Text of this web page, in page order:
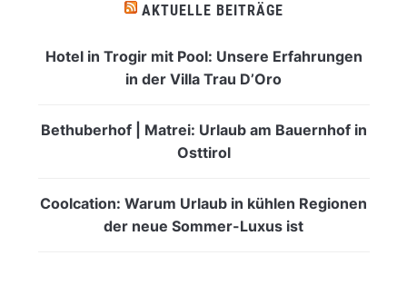
AKTUELLE BEITRÄGE
Hotel in Trogir mit Pool: Unsere Erfahrungen
in der Villa Trau D’Oro
Bethuberhof | Matrei: Urlaub am Bauernhof in
Osttirol
Coolcation: Warum Urlaub in kühlen Regionen
der neue Sommer-Luxus ist